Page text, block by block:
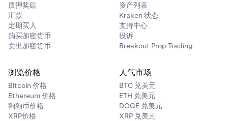
质押奖励
汇款
定期买入
购买加密货币
卖出加密货币
资产列表
Kraken 状态
支持中心
投诉
Breakout Prop Trading
浏览价格
Bitcoin 价格
Ethereum 价格
狗狗币价格
XRP价格
人气市场
BTC 兑美元
ETH 兑美元
DOGE 兑美元
XRP 兑美元